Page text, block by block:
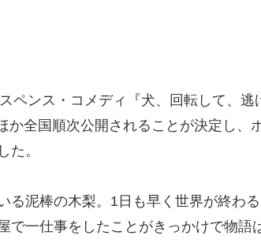
ペンス・コメディ『犬、回転して、逃
か全国順次公開されることが決定し、
た。
る泥棒の木梨。1日も早く世界が終わる
で一仕事をしたことがきっかけで物語